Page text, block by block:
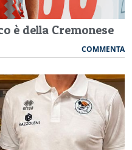
è della Cremonese
COMMENTA